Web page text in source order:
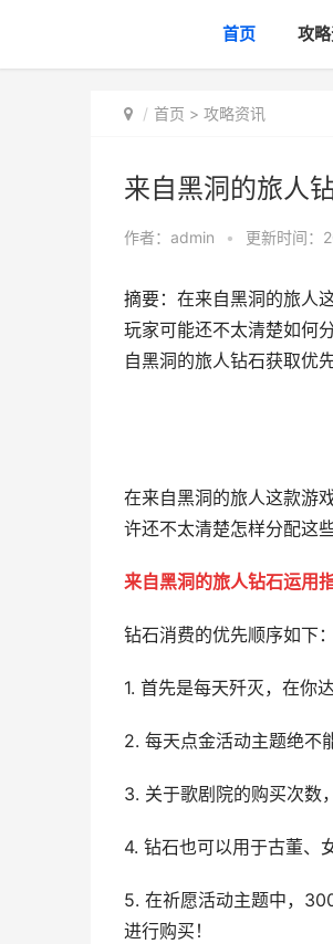
首页 攻
首页 > 攻略资讯
来自黑洞的旅人
作者： admin • 更新时间：
摘要：在来自黑洞的旅人
玩家可能还不太清楚如何
自黑洞的旅人钻石获取优
在来自黑洞的旅人这款游
许还不太清楚怎样分配这
来自黑洞的旅人钻石运用
钻石消费的优先顺序如下：
1. 首先是每天歼灭，在你
2. 每天点金活动主题绝不
3. 关于歌剧院的购买次数
4. 钻石也可以用于古董、
5. 在祈愿活动主题中，
进行购买！